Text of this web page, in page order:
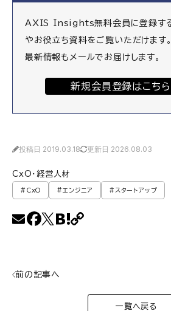
AXIS Insights無料会員に登録する
やお役立ち資料をご覧いただけます
最新情報もメールでお届けします。
新規会員登録はこちら
投稿日 2019.03.18 更新日 2026.08.03
CxO・経営人材
#CxO #エンジニア #スタートアップ
前の記事へ
一覧へ戻る